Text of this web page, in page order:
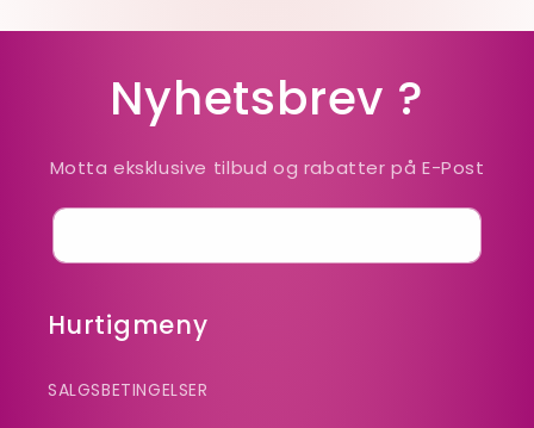
Nyhetsbrev ?
Motta eksklusive tilbud og rabatter på E-Post
Hurtigmeny
SALGSBETINGELSER